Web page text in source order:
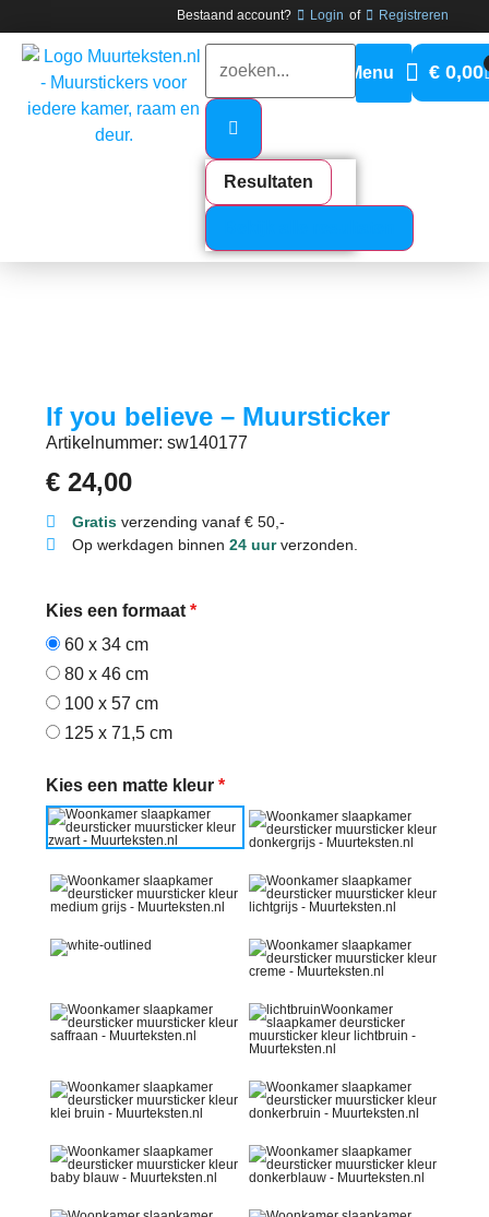
Bestaand account? Login of Registreren
Resultaten
€0,00
If you believe – Muursticker
Artikelnummer: sw140177
€ 24,00
Gratisverzending vanaf € 50,-
Op werkdagen binnen 24 uurverzonden.
Kies een formaat *
60 x 34 cm
80 x 46 cm
100 x 57 cm
125 x 71,5 cm
Kies een matte kleur *